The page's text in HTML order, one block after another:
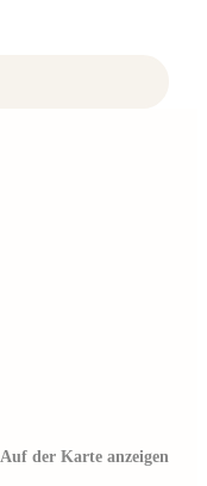
Auf der Karte anzeigen